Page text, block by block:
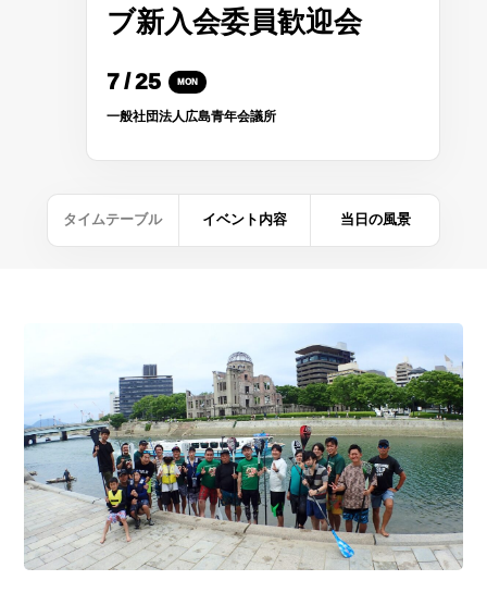
ブ新入会委員歓迎会
7/25 MON
一般社団法人広島青年会議所
タイムテーブル イベント内容 当日の風景